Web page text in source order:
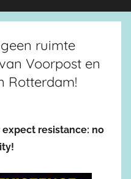
ruimte
Voorpost en
Rotterdam!
resistance: no